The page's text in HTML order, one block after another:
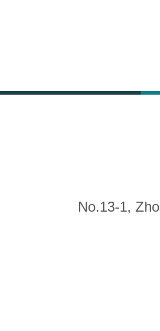
No.13-1,